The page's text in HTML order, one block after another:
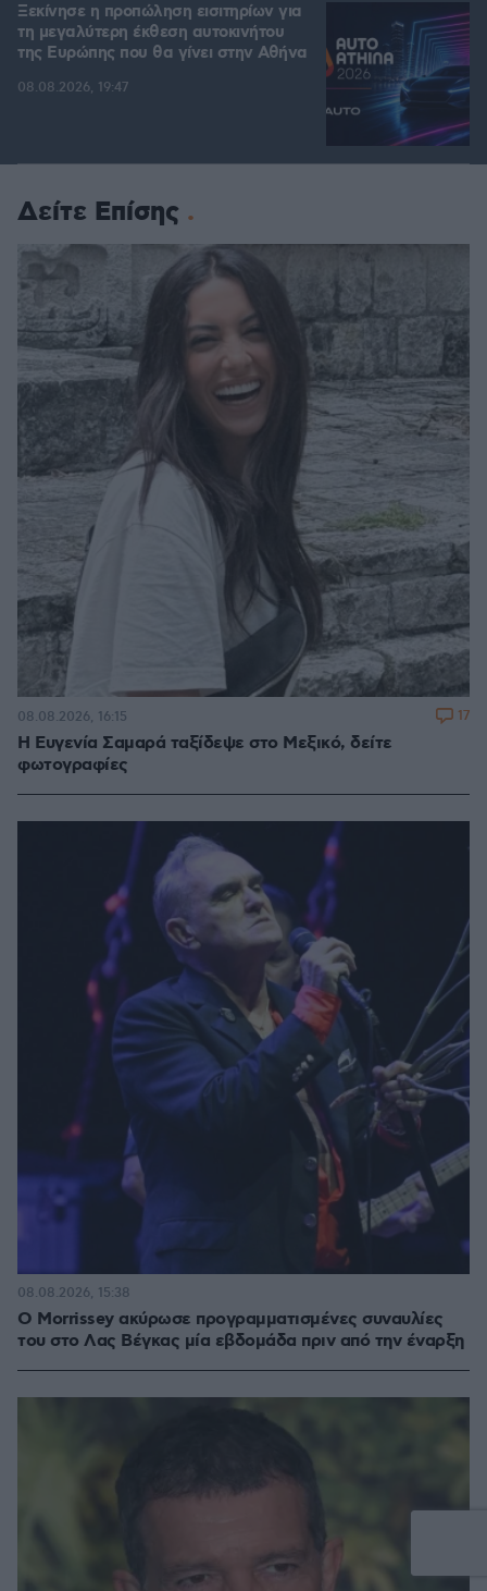
Ξεκίνησε η προπώληση εισιτηρίων για
τη μεγαλύτερη έκθεση αυτοκινήτου
της Ευρώπης που θα γίνει στην Αθήνα
08.08.2026, 19:47
Δείτε Επίσης
Η Ευγενία Σαμαρά ταξίδεψε στο Μεξικό, δείτε
φωτογραφίες
08.08.2026, 16:15 17
Ο Morrissey ακύρωσε προγραμματισμένες συναυλίες
του στο Λας Βέγκας μία εβδομάδα πριν από την έναρξη
08.08.2026, 15:38